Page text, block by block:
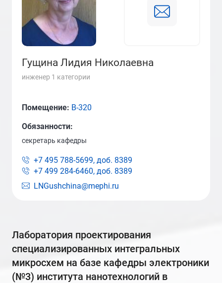
Гущина Лидия Николаевна
инженер 1 категории
LNGushchina@mephi.ru
Помещение: В-320
Обязанности:
секретарь кафедры
+7 495 788-5699, доб. 8389
+7 499 284-6460, доб. 8389
лаборатория проектирования
специализированных интегральных
микросхем на базе кафедры электроники
(№3) института нанотехнологий в